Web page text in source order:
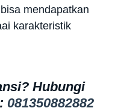
mendapatkan
karakteristik
Hubungi
081350882882